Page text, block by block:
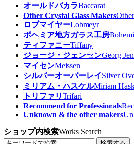
オールドバカラBaccarat
Other Crystal Glass Makers
ロブマイヤーLobmeyr
ボヘミア地方ガラス工房
ティファニーTiffany
ジョージ・ジェンセンGeorg
マイセンMeissen
シルバーオーバーレイSilver
ミリアム・ハスケルMiriam
トリファリTrifari
Recommend for Professionals
Unknown & the other makers
ショップ内検索Works Search